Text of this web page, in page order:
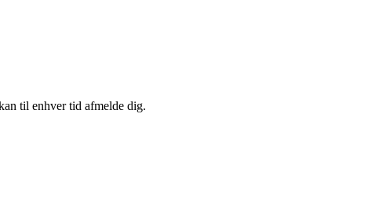
til enhver tid afmelde dig.